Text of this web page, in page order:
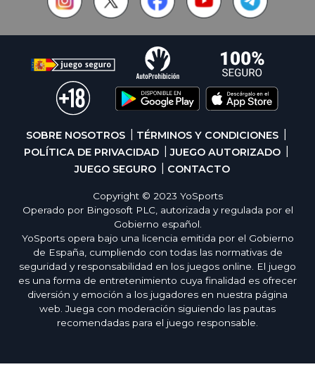
SOBRE NOSOTROS
TÉRMINOS Y CONDICIONES
POLÍTICA DE PRIVACIDAD
JUEGO AUTORIZADO
JUEGO SEGURO
CONTACTO
Copyright © 2023 YoSports
Operado por Bingosoft PLC, autorizada y regulada por el
Gobierno español.
YoSports opera bajo una licencia emitida por el Gobierno
de España, cumpliendo con todas las normativas de
seguridad y responsabilidad en los juegos online. El juego
es una forma de entretenimiento cuya finalidad es ofrecer
diversión y emoción a los jugadores en nuestra página
web. Juega con moderación siguiendo las pautas
recomendadas para el juego responsable.